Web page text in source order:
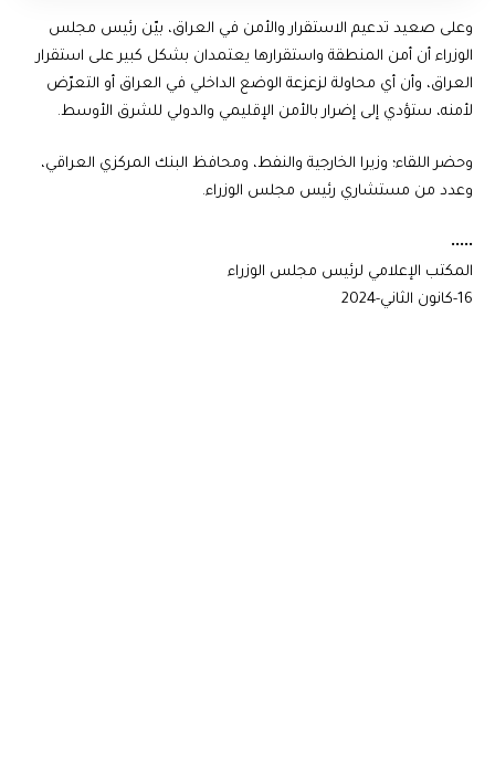
وعلى صعيد تدعيم الاستقرار والأمن في العراق، بيّن رئيس مجلس
الوزراء أن أمن المنطقة واستقرارها يعتمدان بشكل كبير على استقرار
العراق، وأن أي محاولة لزعزعة الوضع الداخلي في العراق أو التعرّض
لأمنه، ستؤدي إلى إضرار بالأمن الإقليمي والدولي للشرق الأوسط.
وحضر اللقاء؛ وزيرا الخارجية والنفط، ومحافظ البنك المركزي العراقي،
وعدد من مستشاري رئيس مجلس الوزراء.
•••••
المكتب الإعلامي لرئيس مجلس الوزراء
16-كانون الثاني-2024